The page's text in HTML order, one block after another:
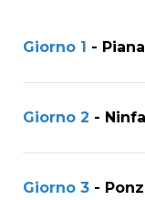
Giorno 1 -
Giorno 2 -
Giorno 3 -